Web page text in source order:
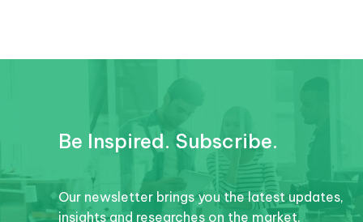
Be Inspired. Subscribe.
Our newsletter brings you the latest updates,
insights and researches on the market.